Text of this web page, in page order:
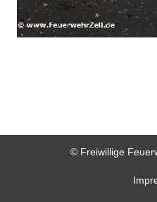
© Freiwillige